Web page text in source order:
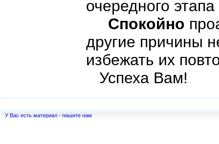
очередного этапа
Спокойно
другие причины
избежать их
Успеха
У Вас есть материал - пишите нам